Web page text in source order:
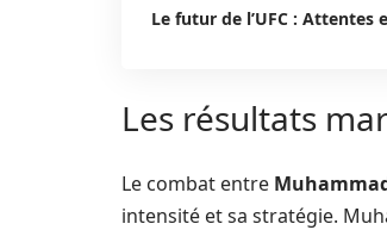
Le futur de l’UFC : Attentes
Les résultats
Le combat entre
intensité et sa stratégie.